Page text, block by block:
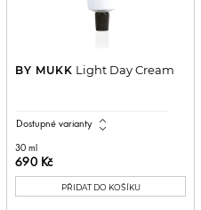
BY MUKK Light Day Cream
Dostupné varianty expand_all
30 ml
690 Kč
PŘIDAT DO KOŠÍKU